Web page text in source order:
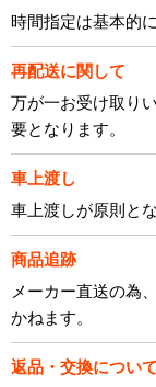
時間指定は基本的
再配送に関して
万が一お受け取り
要となります。
車上渡し
車上渡しが原則と
商品追跡
メーカー直送の為
かねます。
返品・交換について